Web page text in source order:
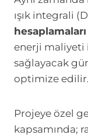
ışık integrali
hesaplamaları
enerji maliyeti
sağlayacak
optimize edilir.
Projeye özel
kapsamında;